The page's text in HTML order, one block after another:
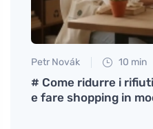
Petr Novák 10 min
# Come ridurre i
e fare shopping in